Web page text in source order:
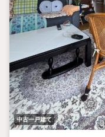
中古一戸建て